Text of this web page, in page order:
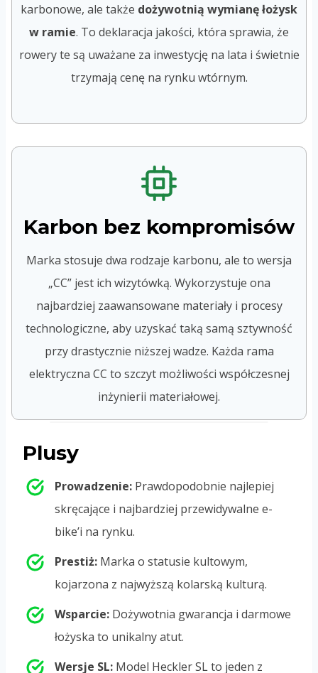
karbonowe, ale także dożywotnią wymianę łożysk
w ramie. To deklaracja jakości, która sprawia, że
rowery te są uważane za inwestycję na lata i świetnie
trzymają cenę na rynku wtórnym.
Karbon bez kompromisów
Marka stosuje dwa rodzaje karbonu, ale to wersja
„CC” jest ich wizytówką. Wykorzystuje ona
najbardziej zaawansowane materiały i procesy
technologiczne, aby uzyskać taką samą sztywność
przy drastycznie niższej wadze. Każda rama
elektryczna CC to szczyt możliwości współczesnej
inżynierii materiałowej.
Plusy
Prowadzenie: Prawdopodobnie najlepiej
skręcające i najbardziej przewidywalne e-
bike’i na rynku.
Prestiż: Marka o statusie kultowym,
kojarzona z najwyższą kolarską kulturą.
Wsparcie: Dożywotnia gwarancja i darmowe
łożyska to unikalny atut.
Wersje SL: Model Heckler SL to jeden z